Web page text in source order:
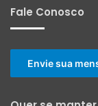
Fale Conosco
Envie sua